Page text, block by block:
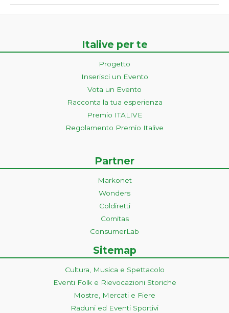
Italive per te
Progetto
Inserisci un Evento
Vota un Evento
Racconta la tua esperienza
Premio ITALIVE
Regolamento Premio Italive
Partner
Markonet
Wonders
Coldiretti
Comitas
ConsumerLab
Sitemap
Cultura, Musica e Spettacolo
Eventi Folk e Rievocazioni Storiche
Mostre, Mercati e Fiere
Raduni ed Eventi Sportivi